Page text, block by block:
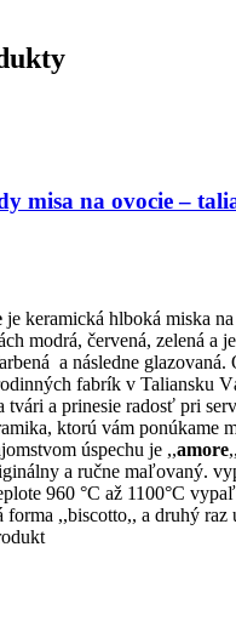
misa na ovocie –
je keramická hlboká miska
modrá, červená, zelená a
a následne glazovaná.
fabrík v Taliansku
tvári a prinesie radosť pri
ktorú vám ponúkame
úspechu je ,,amore
a ručne maľovaný.
960 °C až 1100°C
forma ,,biscotto,, a druhý raz